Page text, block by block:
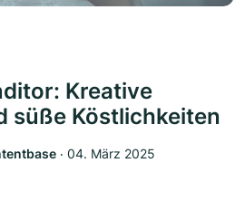
Kreative
süße Köstlichkeiten
‧ 04. März 2025